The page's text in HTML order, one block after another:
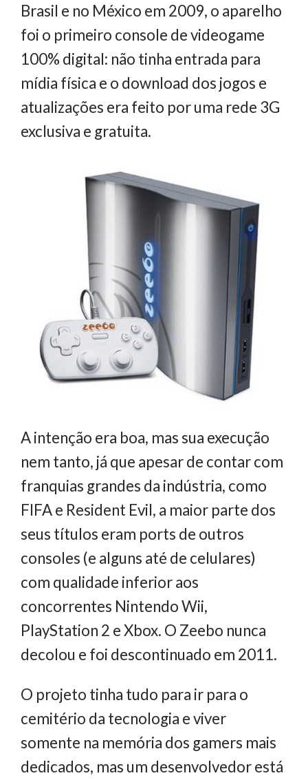
Brasil e no México em 2009, o aparelho
foi o primeiro console de videogame
100% digital: não tinha entrada para
mídia física e o download dos jogos e
atualizações era feito por uma rede 3G
exclusiva e gratuita.
A intenção era boa, mas sua execução
nem tanto, já que apesar de contar com
franquias grandes da indústria, como
FIFA e Resident Evil, a maior parte dos
seus títulos eram ports de outros
consoles (e alguns até de celulares)
com qualidade inferior aos
concorrentes Nintendo Wii,
PlayStation 2 e Xbox. O Zeebo nunca
decolou e foi descontinuado em 2011.
O projeto tinha tudo para ir para o
cemitério da tecnologia e viver
somente na memória dos gamers mais
dedicados, mas um desenvolvedor está